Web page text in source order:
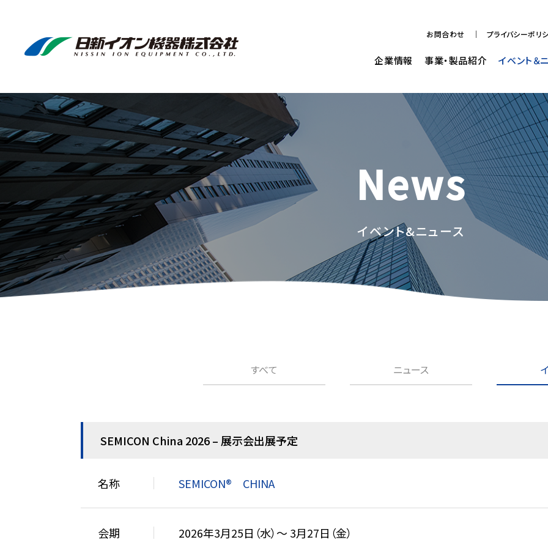
お問合わせ プライバシーポリ
企業情報 事業・製品紹介 イベント＆
News
イベント&ニュース
すべて ニュース
SEMICON China 2026 – 展示会出展予定
名称 SEMICON® CHINA
会期 2026年3月25日（水）〜 3月27日（金）